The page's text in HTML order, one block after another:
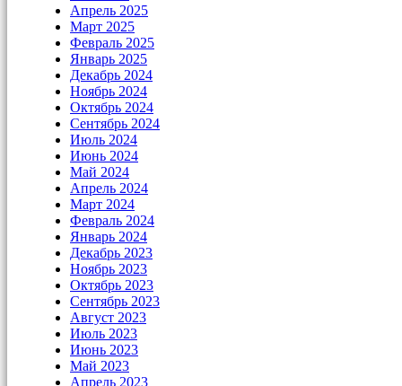
Апрель 2025
Март 2025
Февраль 2025
Январь 2025
Декабрь 2024
Ноябрь 2024
Октябрь 2024
Сентябрь 2024
Июль 2024
Июнь 2024
Май 2024
Апрель 2024
Март 2024
Февраль 2024
Январь 2024
Декабрь 2023
Ноябрь 2023
Октябрь 2023
Сентябрь 2023
Август 2023
Июль 2023
Июнь 2023
Май 2023
Апрель 2023